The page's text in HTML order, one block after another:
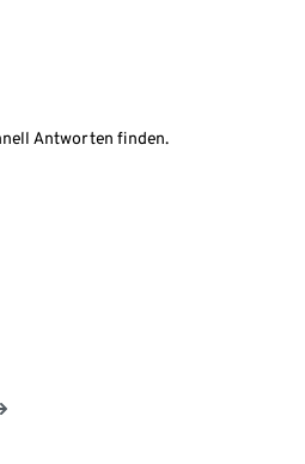
Antworten finden.